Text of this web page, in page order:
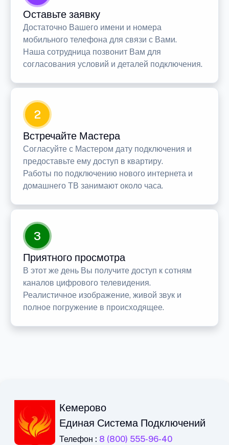
Оставьте заявку
Достаточно Вашего имени и номера
мобильного телефона для связи с Вами.
Наша сотрудница позвонит Вам для
согласования условий и деталей подключения.
2
Встречайте Мастера
Согласуйте с Мастером дату подключения и
предоставьте ему доступ в квартиру.
Работы по подключению нового интернета и
домашнего ТВ занимают около часа.
3
Приятного просмотра
В этот же день Вы получите доступ к сотням
каналов цифрового телевидения.
Реалистичное изображение, живой звук и
полное погружение в происходящее.
Кемерово
Единая Система Подключений
Телефон : 8 (800) 555-96-40